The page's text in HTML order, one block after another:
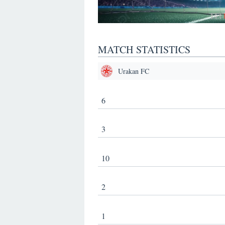
MATCH STATISTICS
Urakan FC
6
3
10
2
1